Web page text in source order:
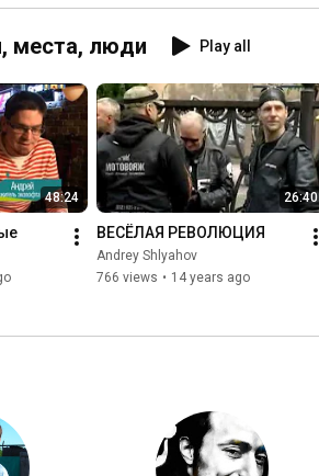
места, люди Play all
48:24 26:40
ВЕСЁЛАЯ РЕВОЛЮЦИЯ
Andrey Shlyahov
766 views • 14 years ago